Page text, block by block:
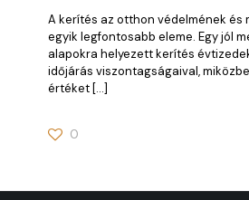
A kerítés az otthon védelmének és
egyik legfontosabb eleme. Egy jól
alapokra helyezett kerítés
időjárás viszontagságaival,
értéket […]
0